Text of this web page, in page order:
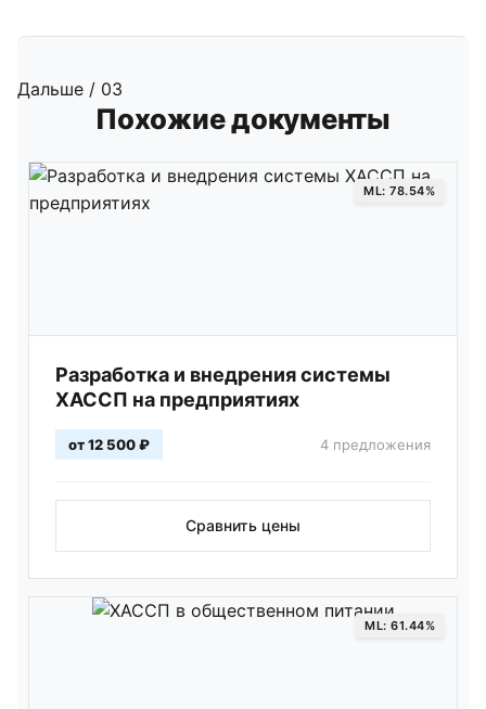
Дальше / 03
Похожие документы
ML: 78.54%
Разработка и внедрения системы
ХАССП на предприятиях
от 12 500 ₽ 4 предложения
Сравнить цены
ML: 61.44%